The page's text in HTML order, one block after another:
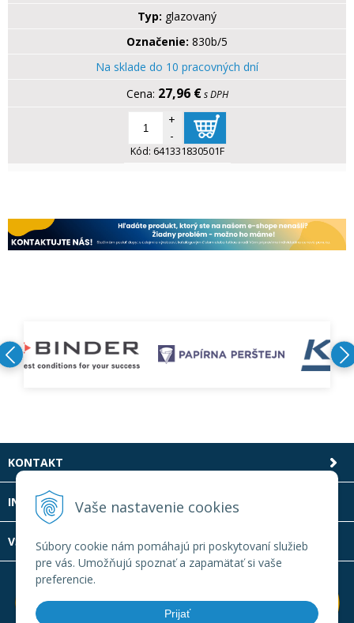
Vaše nastavenie cookies
Súbory cookie nám pomáhajú pri poskytovaní služieb
pre vás. Umožňujú spoznať a zapamätať si vaše
preferencie.
Prijať
Typ: glazovaný
Označenie: 830b/5
Na sklade do 10 pracovných dní
27,96 € s DPH
+
-
Kód: 641331830501F
KONTAKT
INFOLINKA
VŠETKO O NÁKUPE